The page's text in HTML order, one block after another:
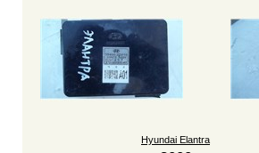
Hyundai Elantra